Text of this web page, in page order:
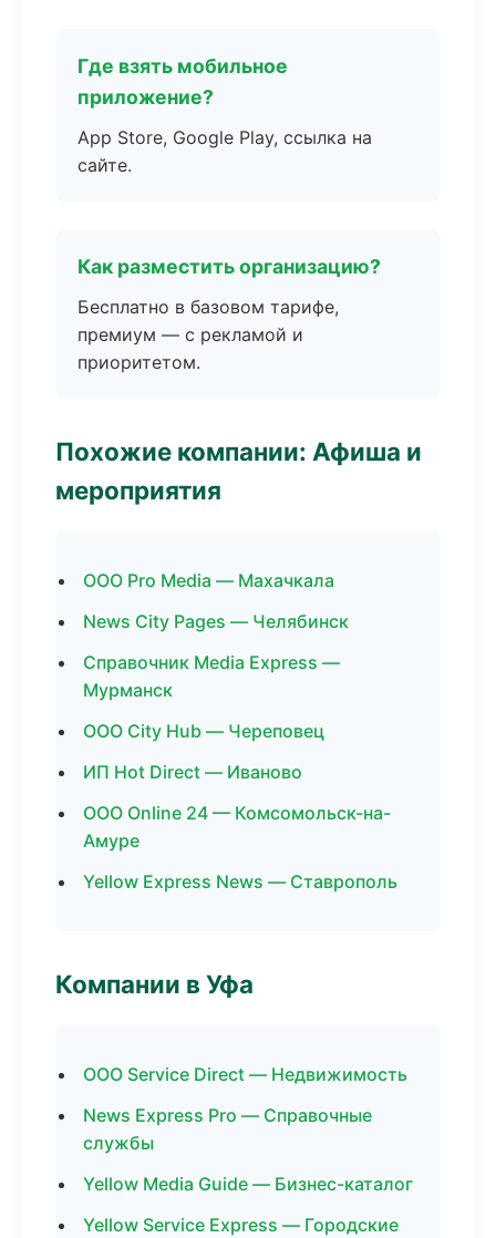
Где взять мобильное
приложение?
App Store, Google Play, ссылка на
сайте.
Как разместить организацию?
Бесплатно в базовом тарифе,
премиум — с рекламой и
приоритетом.
Похожие компании: Афиша и
мероприятия
ООО Pro Media — Махачкала
News City Pages — Челябинск
Справочник Media Express —
Мурманск
ООО City Hub — Череповец
ИП Hot Direct — Иваново
ООО Online 24 — Комсомольск-на-
Амуре
Yellow Express News — Ставрополь
Компании в Уфа
ООО Service Direct — Недвижимость
News Express Pro — Справочные
службы
Yellow Media Guide — Бизнес-каталог
Yellow Service Express — Городские